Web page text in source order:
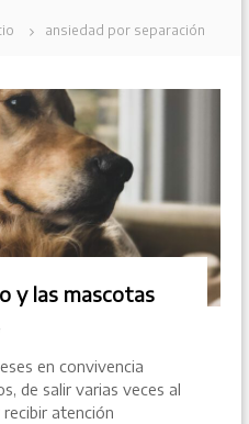
ansiedad por separación
y las mascotas
en convivencia
de salir varias veces al
atención